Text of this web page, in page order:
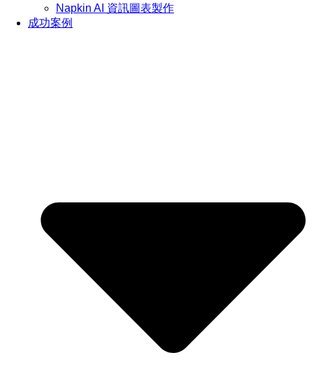
Napkin AI 資訊圖表製作
成功案例